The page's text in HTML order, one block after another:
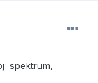
spektrum,